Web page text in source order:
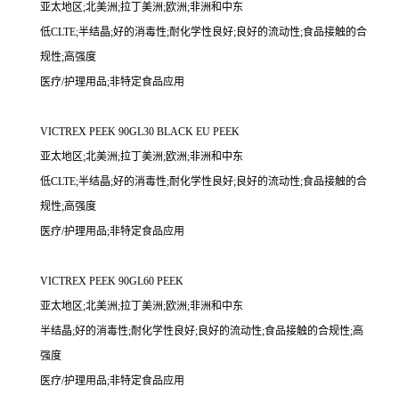
亚太地区;北美洲;拉丁美洲;欧洲;非洲和中东
低CLTE;半结晶;好的消毒性;耐化学性良好;良好的流动性;食品接触的合
规性;高强度
医疗/护理用品;非特定食品应用
VICTREX PEEK 90GL30 BLACK EU PEEK
亚太地区;北美洲;拉丁美洲;欧洲;非洲和中东
低CLTE;半结晶;好的消毒性;耐化学性良好;良好的流动性;食品接触的合
规性;高强度
医疗/护理用品;非特定食品应用
VICTREX PEEK 90GL60 PEEK
亚太地区;北美洲;拉丁美洲;欧洲;非洲和中东
半结晶;好的消毒性;耐化学性良好;良好的流动性;食品接触的合规性;高
强度
医疗/护理用品;非特定食品应用